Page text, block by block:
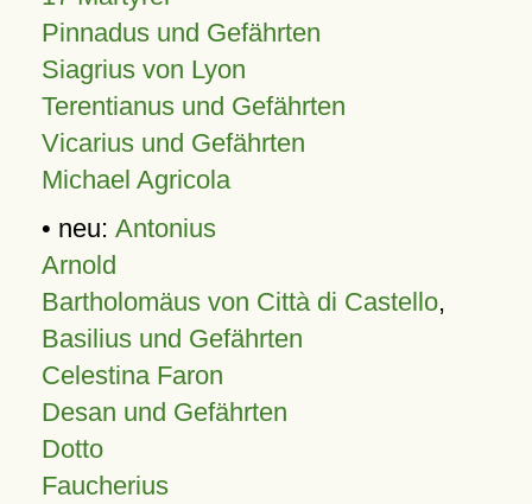
Pinnadus und Gefährten
Siagrius von Lyon
Terentianus und Gefährten
Vicarius und Gefährten
Michael Agricola
• neu: Antonius
Arnold
Bartholomäus von Città di Castello,
Basilius und Gefährten
Celestina Faron
Desan und Gefährten
Dotto
Faucherius